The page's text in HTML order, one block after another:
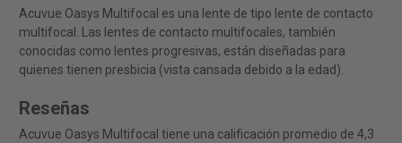
Acuvue Oasys Multifocal es una lente de tipo lente de contacto
multifocal. Las lentes de contacto multifocales, también
conocidas como lentes progresivas, están diseñadas para
quienes tienen presbicia (vista cansada debido a la edad).
Reseñas
Acuvue Oasys Multifocal tiene una calificación promedio de 4,3